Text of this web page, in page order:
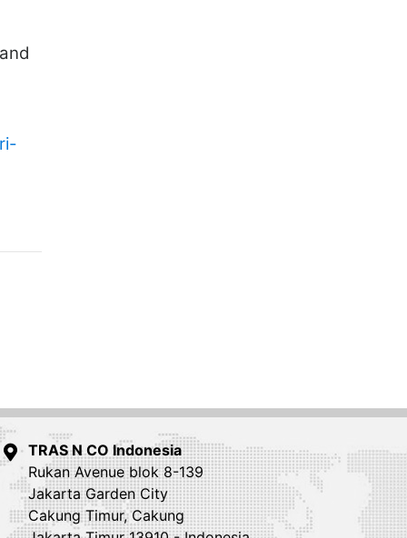
TRAS N CO Indonesia
Rukan Avenue blok 8-139
Jakarta Garden City
Cakung Timur, Cakung